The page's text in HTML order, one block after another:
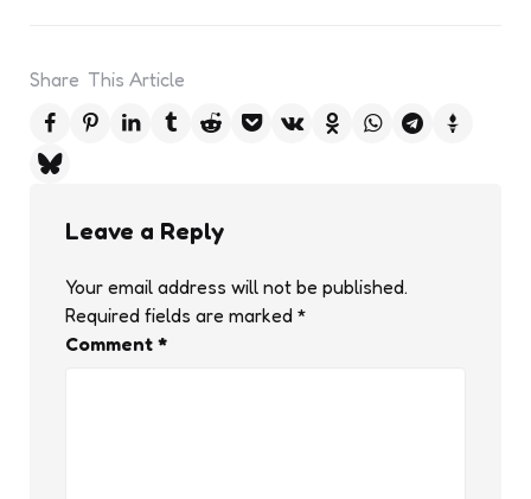
Share This Article
Leave a Reply
Your email address will not be published.
Required fields are marked *
Comment *